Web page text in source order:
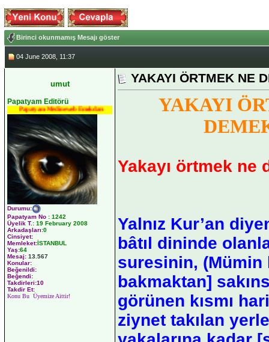
Birinci okunmamış Mesajı göster
04 June 2008, 11:37
umut
Papatyam Editörü
Papatyam Medineweb Emekdarı
Durumu:
Papatyam No : 1242
Üyelik T. : 19 February 2008
Arkadaşları:0
Cinsiyet:
Memleket:İSTANBUL
Yaş:64
Mesaj: 13.567
Konular:
Beğenildi:
Beğendi:
Takdirleri:10
Takdir Et:
Konu Bu Üyemize Aittir!
YAKAYI ÖRTMEK NE
YAKAYI
Yakayı örtmek ne
Yalnız Kur’an
bâtıl dininde
suresinin, (Mümin
bakmaktan]
görünen kısmı
ziynet takılan